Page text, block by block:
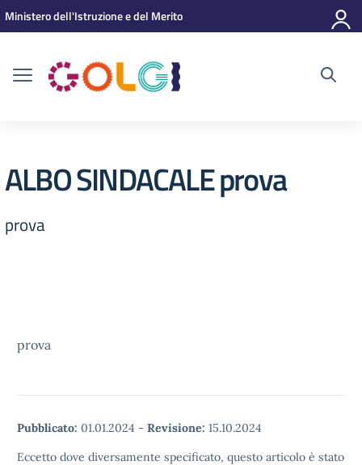
Vai ai contenuti
Vai al menu di navigazione
Vai al footer
Ministero dell'Istruzione e del Merito
ALBO SINDACALE prova
prova
prova
Pubblicato: 01.01.2024 - Revisione: 15.10.2024
Eccetto dove diversamente specificato, questo articolo è stato